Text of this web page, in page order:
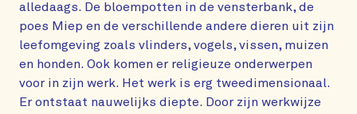
alledaags. De bloempotten in de vensterbank, de
poes Miep en de verschillende andere dieren uit zijn
leefomgeving zoals vlinders, vogels, vissen, muizen
en honden. Ook komen er religieuze onderwerpen
voor in zijn werk. Het werk is erg tweedimensionaal.
Er ontstaat nauwelijks diepte. Door zijn werkwijze